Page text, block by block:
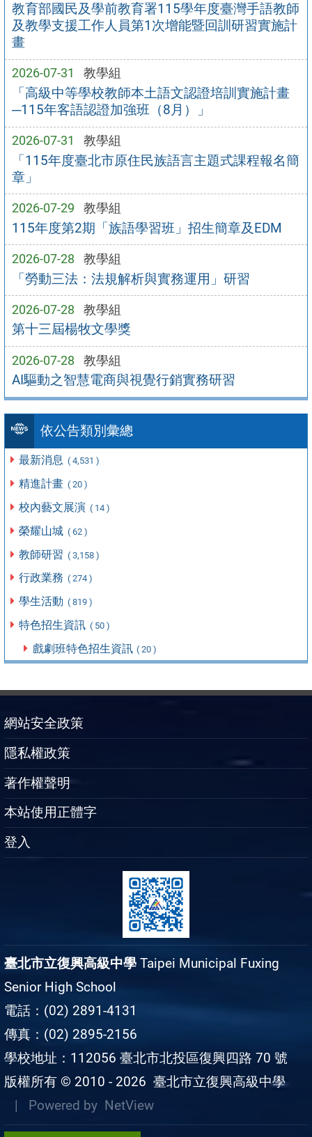
教育部國民及學前教育署115學年度臺灣手語教師
及教學支援工作人員第1次增能暨回訓研習實施計
畫
2026-07-31 教學組
「高級中等學校教師本土語文認證培訓實施計畫
─115年客語認證加強班（8月）」
2026-07-31 教學組
「115年度臺北市原住民族語言主題式課程報名簡
章」
2026-07-29 教學組
115年度第2期「族語學習班」招生簡章及EDM
2026-07-28 教學組
「勞動三法：法規解析與實務運用」研習
2026-07-28 教學組
第十三屆楊牧文學獎
2026-07-28 教學組
AI驅動之智慧電商與視覺行銷實務研習
依公告類別彙總
最新消息 ( 4,531 )
精進計畫 ( 20 )
校內藝文展演 ( 14 )
榮耀山城 ( 62 )
教師研習 ( 3,158 )
行政業務 ( 274 )
學生活動 ( 819 )
特色招生資訊 ( 50 )
戲劇班特色招生資訊 ( 20 )
網站安全政策
隱私權政策
著作權聲明
本站使用正體字
登入
臺北市立復興高級中學 Taipei Municipal Fuxing
Senior High School
電話：(02) 2891-4131
傳真：(02) 2895-2156
學校地址：112056 臺北市北投區復興四路 70 號
版權所有 © 2010 - 2026 臺北市立復興高級中學
| Powered by NetView